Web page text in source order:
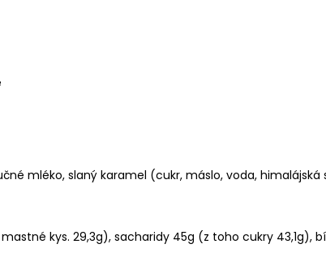
mléko, slaný karamel (cukr, máslo, voda, himalájská
kys. 29,3g), sacharidy 45g (z toho cukry 43,1g),